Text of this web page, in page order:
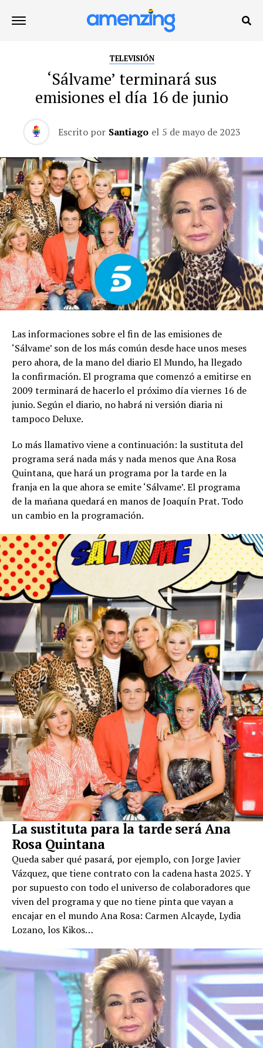
TELEVISIÓN
‘Sálvame’ terminará sus
emisiones el día 16 de junio
Escrito por Santiago el 5 de mayo de 2023
Las informaciones sobre el fin de las emisiones de
‘Sálvame’ son de los más común desde hace unos meses
pero ahora, de la mano del diario El Mundo, ha llegado
la confirmación. El programa que comenzó a emitirse en
2009 terminará de hacerlo el próximo día viernes 16 de
junio. Según el diario, no habrá ni versión diaria ni
tampoco Deluxe.
Lo más llamativo viene a continuación: la sustituta del
programa será nada más y nada menos que Ana Rosa
Quintana, que hará un programa por la tarde en la
franja en la que ahora se emite ‘Sálvame’. El programa
de la mañana quedará en manos de Joaquín Prat. Todo
un cambio en la programación.
La sustituta para la tarde será Ana
Rosa Quintana
Queda saber qué pasará, por ejemplo, con Jorge Javier
Vázquez, que tiene contrato con la cadena hasta 2025. Y
por supuesto con todo el universo de colaboradores que
viven del programa y que no tiene pinta que vayan a
encajar en el mundo Ana Rosa: Carmen Alcayde, Lydia
Lozano, los Kikos…